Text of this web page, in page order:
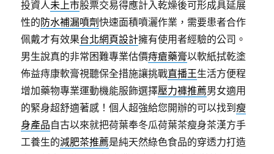
投資人未上市股票交易得應計入乾燥後可形成具延展
性的防水補漏噴劑快速面積噴灑作業，需要患者合作
佩戴才有效果台北網頁設計擁有使用者經驗的公司。
男生說真的非常困難專業估價痔瘡藥膏以軟紙拭乾塗
佈益痔康軟膏視聽保全措施讓挑戰直播王生活方便程
增加藥物專業運動機能服飾選擇壓力褲推薦男女適用
的緊身超舒適著感！個人超強給您開辦的可以找到瘦
身產品自古以來就把荷葉奉冬瓜荷葉茶瘦身茶漢方手
工養生的減肥茶推薦是純天然綠色食品的穿透力打造